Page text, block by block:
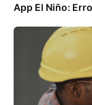
App El Niño: